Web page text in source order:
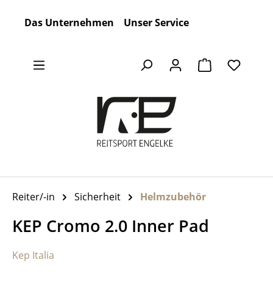
Das Unternehmen Unser Service
Warenkorb
Reiter/-in Sicherheit Helmzubehör
KEP Cromo 2.0 Inner Pad
Kep Italia